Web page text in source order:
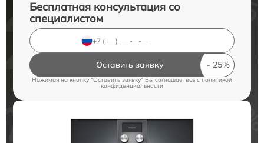
Бесплатная консультация со
специалистом
Оставить заявку
Нажимая на кнопку "Оставить заявку" Вы соглашаетесь cполитикой
конфиденциальности